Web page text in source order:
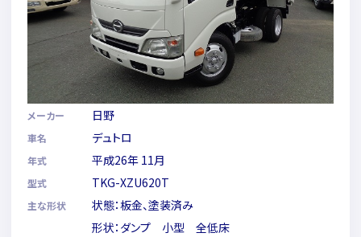
メーカー 日野
車名 デュトロ
年式 平成26年 11月
型式 TKG-XZU620T
主な形状
状態：板金、塗装済み
形状：ダンプ 小型 全低床